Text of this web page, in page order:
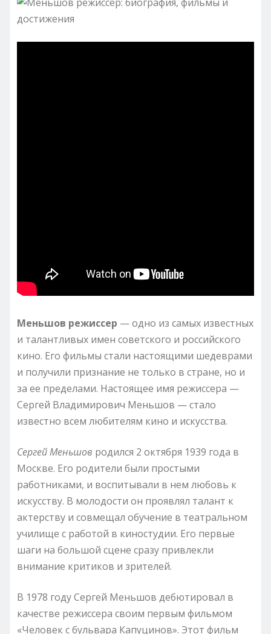
Меньшов режиссер — одно из самых известных
и талантливых имен советского и российского
кино. Его фильмы стали настоящими шедеврами
и получили признание не только в стране, но и
за ее пределами. Настоящее имя режиссера —
Сергей Владимирович Меньшов — стало
известно всем любителям кино и искусства.
Сергей Меньшов родился 2 октября 1939 года в
Москве. Его родители были простыми
работниками, и воспитывали в нем любовь к
искусству. В молодости он проявлял талант к
актерству и совмещал обучение в театральном
училище с работой в киностудии. Его первые
шаги на большой сцене сразу привлекли
внимание критиков и зрителей.
В 1978 году Сергей Меньшов дебютировал в
качестве режиссера своим первым фильмом
«Человек с бульвара Капуцинов». Этот фильм